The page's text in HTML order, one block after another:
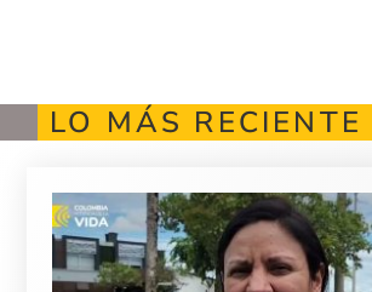
LO MÁS RECIENTE